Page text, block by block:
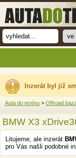
Inzerát byl již
Auta do terénu > Offroad
BMW X3
Litujeme, ale inzerát
pro Vás našli podobné